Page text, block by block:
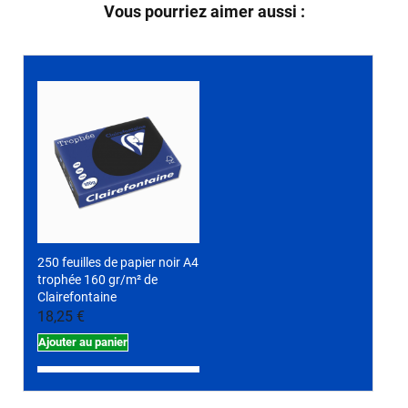
Vous pourriez aimer aussi :
250 feuilles de papier noir A4
trophée 160 gr/m² de
Clairefontaine
18,25 €
Ajouter au panier